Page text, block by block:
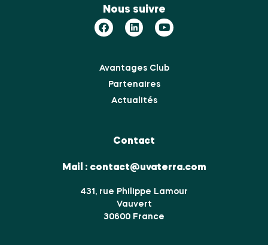
Nous suivre
Avantages Club
Partenaires
Actualités
Contact
Mail : contact@uvaterra.com
431, rue Philippe Lamour
Vauvert
30600 France